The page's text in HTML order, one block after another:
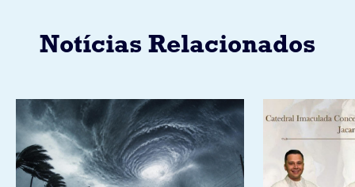
Notícias Relacionados